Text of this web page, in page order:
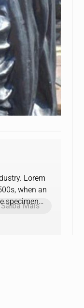
Lorem
when an
specimen
Saiba Mais